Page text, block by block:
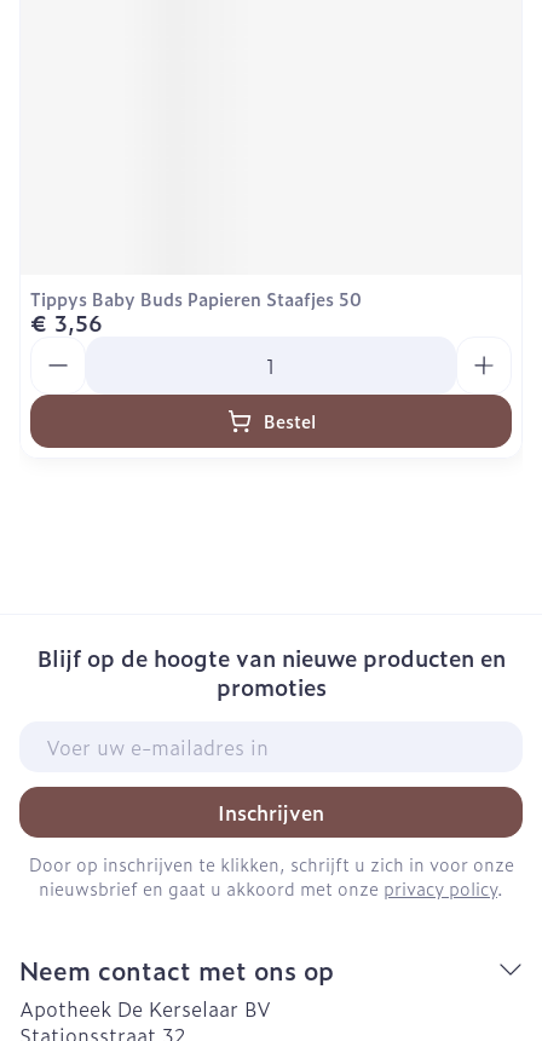
Tippys Baby Buds Papieren Staafjes 50
€ 3,56
Bestel
Blijf op de hoogte van nieuwe producten en
promoties
Inschrijven
Door op inschrijven te klikken, schrijft u zich in voor onze
nieuwsbrief en gaat u akkoord met onze privacy policy.
Neem contact met ons op
Apotheek De Kerselaar BV
Stationsstraat 32